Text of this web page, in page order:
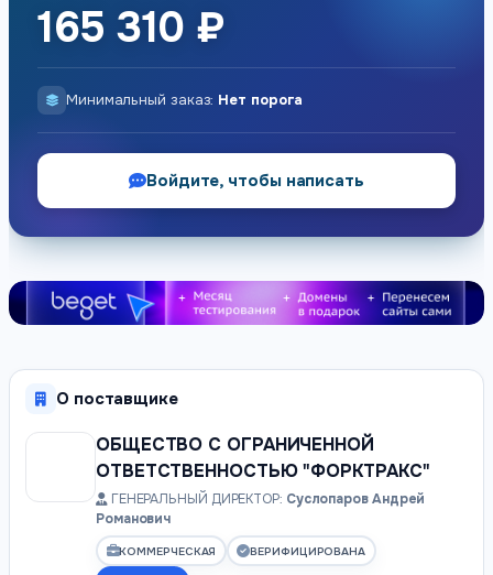
165 310 ₽
Минимальный заказ: Нет порога
Войдите, чтобы написать
О поставщике
ОБЩЕСТВО С ОГРАНИЧЕННОЙ
ОТВЕТСТВЕННОСТЬЮ "ФОРКТРАКС"
ГЕНЕРАЛЬНЫЙ ДИРЕКТОР: Суслопаров Андрей
Романович
КОММЕРЧЕСКАЯ ВЕРИФИЦИРОВАНА